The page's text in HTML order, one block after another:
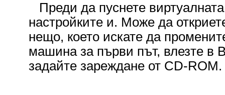
Преди да пуснете
настройките и. Може да
нещо, което искате да
машина за първи път, влезте в
задайте зареждане от CD-ROM.